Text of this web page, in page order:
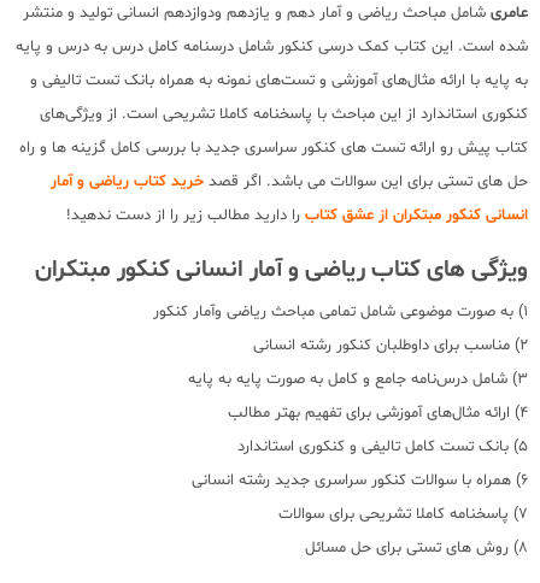
عامری شامل مباحث ریاضی و آمار دهم و یازدهم ودوازدهم انسانی تولید و منتشر
شده است. این کتاب کمک درسی کنکور شامل درسنامه کامل درس به درس و پایه
به پایه با ارائه مثال‌های آموزشی و تست‌های نمونه به همراه بانک تست تالیفی و
کنکوری استاندارد از این مباحث با پاسخنامه کاملا تشریحی است. از ویژگی‌های
کتاب پیش رو ارائه تست های کنکور سراسری جدید با بررسی کامل گزینه ها و راه
حل های تستی برای این سوالات می باشد. اگر قصد خرید کتاب ریاضی و آمار
انسانی کنکور مبتکران از عشق کتاب را دارید مطالب زیر را از دست ندهید!
ویژگی های کتاب ریاضی و آمار انسانی کنکور مبتکران
1) به صورت موضوعی شامل تمامی مباحث ریاضی وآمار کنکور
2) مناسب برای داوطلبان کنکور رشته انسانی
3) شامل درس‌نامه جامع و کامل به صورت پایه به پایه
4) ارائه مثال‌های آموزشی برای تفهیم بهتر مطالب
5) بانک تست کامل تالیفی و کنکوری استاندارد
6) همراه با سوالات کنکور سراسری جدید رشته انسانی
7) پاسخنامه کاملا تشریحی برای سوالات
8) روش های تستی برای حل مسائل